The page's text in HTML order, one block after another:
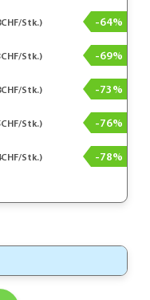
Stk.) -64%
Stk.) -69%
Stk.) -73%
Stk.) -76%
Stk.) -78%